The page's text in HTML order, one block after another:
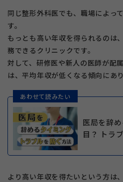
同じ整形外科医でも、職場によっ
す。
もっとも高い年収を得られるのは
務できるクリニックです。
対して、研修医や新人の医師が配
は、平均年収が低くなる傾向にあり
あわせて読みたい
医局を辞
目？ トラ
より高い年収を得たいという方は